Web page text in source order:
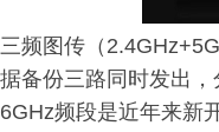
三频图传（
据备份三路同时发出
6GHz频段是近年来新